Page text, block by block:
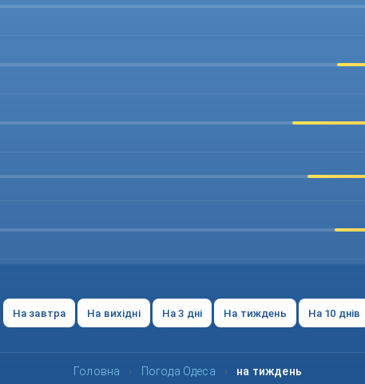
На завтра На вихідні На 3 дні На тиждень На 10 днів
Головна › Погода Одеса › на тиждень